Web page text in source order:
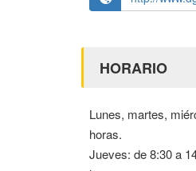
HORARIO
Lunes, martes,
horas.
Jueves: de 8:30 a